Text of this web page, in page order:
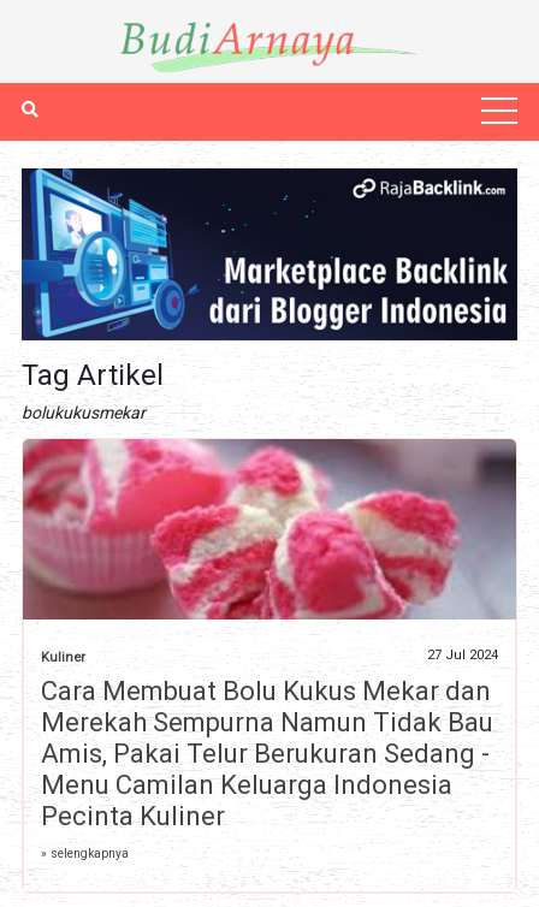
Tag Artikel
bolukukusmekar
Kuliner 27 Jul 2024
Cara Membuat Bolu Kukus Mekar dan
Merekah Sempurna Namun Tidak Bau
Amis, Pakai Telur Berukuran Sedang -
Menu Camilan Keluarga Indonesia
Pecinta Kuliner
» selengkapnya